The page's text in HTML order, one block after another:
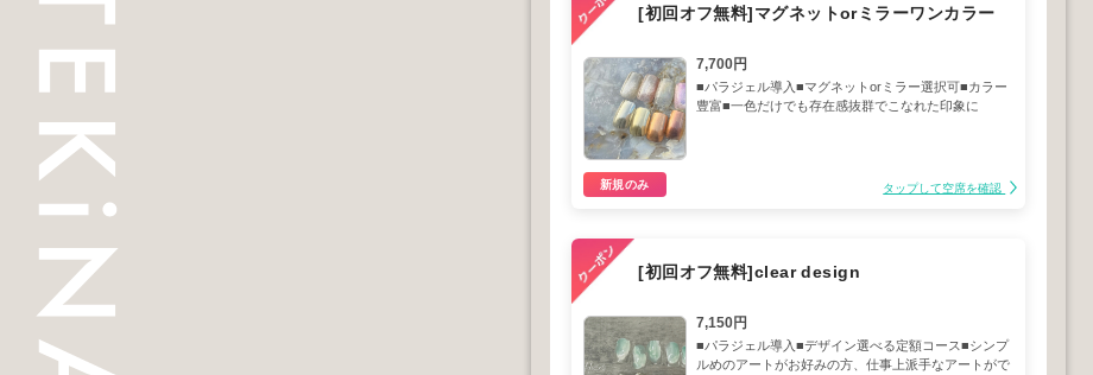
[初回オフ無料]マグネットorミラーワンカラー
7,700円
■パラジェル導入■マグネットorミラー選択可■カラー
豊富■一色だけでも存在感抜群でこなれた印象に
新規のみ タップして空席を確認
[初回オフ無料]clear design
7,150円
■パラジェル導入■デザイン選べる定額コース■シンプ
ルめのアートがお好みの方、仕事上派手なアートがで